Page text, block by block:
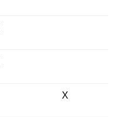
X